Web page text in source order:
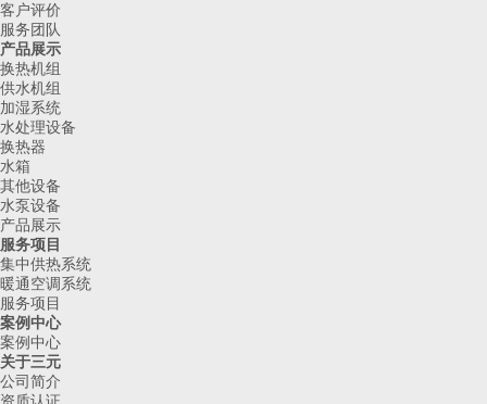
客户评价
服务团队
产品展示
换热机组
供水机组
加湿系统
水处理设备
换热器
水箱
其他设备
水泵设备
产品展示
服务项目
集中供热系统
暖通空调系统
服务项目
案例中心
案例中心
关于三元
公司简介